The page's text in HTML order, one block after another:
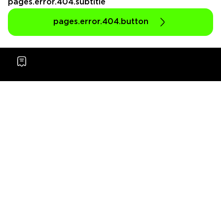
pages.error.404.subtitle
pages.error.404.button